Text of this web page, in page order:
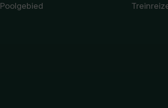
Poolgebied